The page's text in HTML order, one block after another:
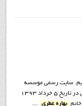
سایت رسمی موسسه
پیلاتس ایرانیان در طي مراسمي با حضور اعضای اصلی در تاريخ 5 خرداد 1393
بهاره عطري ...